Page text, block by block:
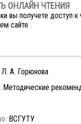
ОНЛАЙН ЧТЕНИЯ
вы получете доступ к
сайте
Л. А. Горюнова
Методические
ВСГУТУ